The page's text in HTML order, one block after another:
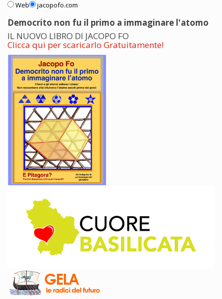
Web jacopofo.com
Democrito non fu il primo a immaginare l'atomo
IL NUOVO LIBRO DI JACOPO FO
Clicca qui per scaricarlo Gratuitamente!